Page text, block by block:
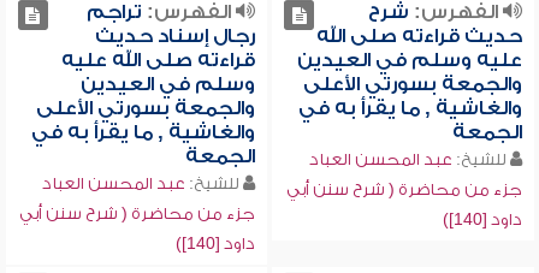
الفهرس: شرح
حديث قراءته صلى الله
عليه وسلم في العيدين
والجمعة بسورتي الأعلى
والغاشية , ما يقرأ به في
الجمعة
للشيخ: عبد المحسن العباد
جزء من محاضرة ( شرح سنن أبي
داود [140])
الفهرس: تراجم
رجال إسناد حديث
قراءته صلى الله عليه
وسلم في العيدين
والجمعة بسورتي الأعلى
والغاشية , ما يقرأ به في
الجمعة
للشيخ: عبد المحسن العباد
جزء من محاضرة ( شرح سنن أبي
داود [140])